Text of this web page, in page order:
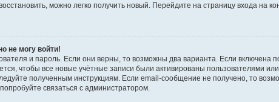
можно легко получить новый. Перейдите на страницу входа на
не могу войти!
и пароль. Если они верны, то возможны два варианта. Если включена
чтобы все новые учётные записи были активированы пользователями
полученным инструкциям. Если email-сообщение не получено, то
связаться с администратором.